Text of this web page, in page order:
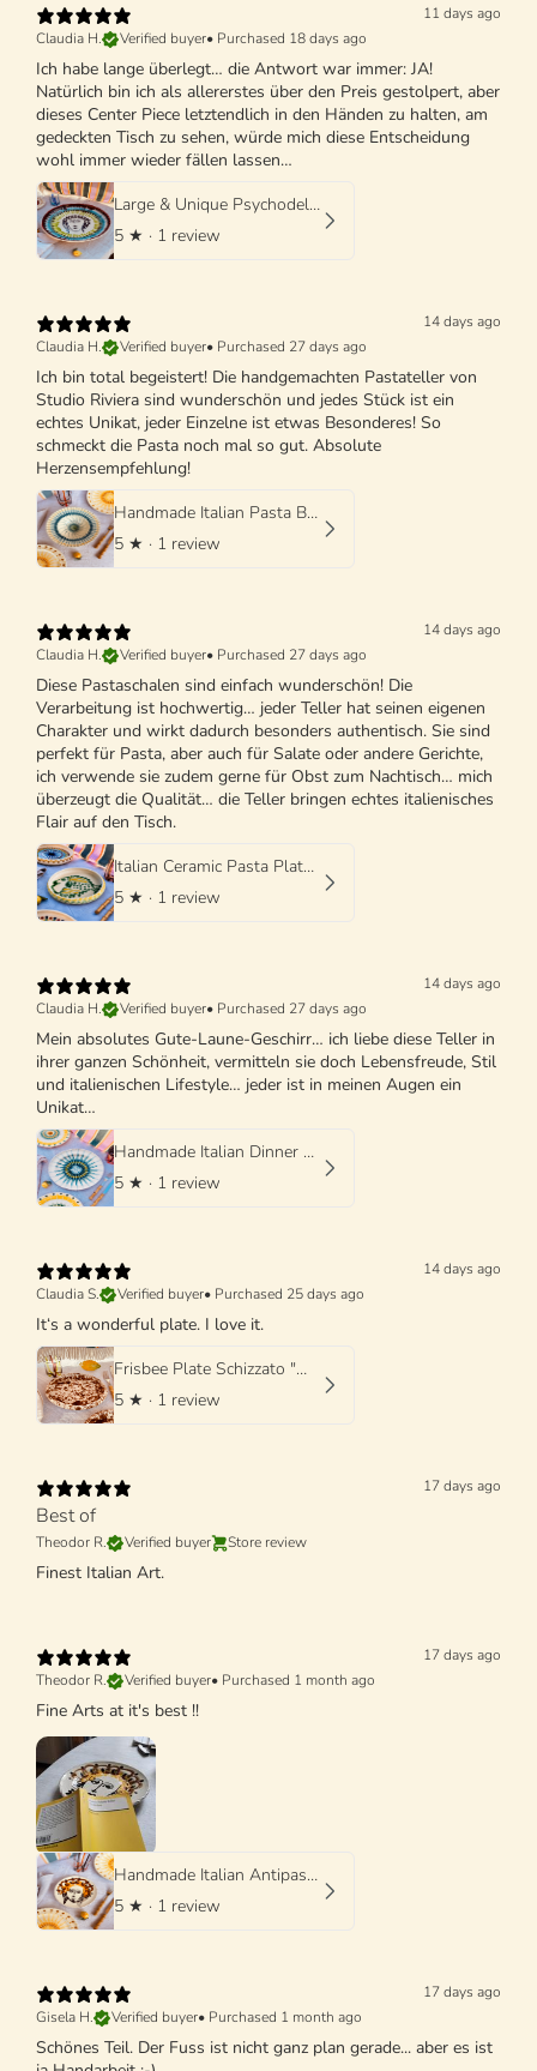
11 days ago
Claudia H.
Verified buyer• Purchased 18 days ago
Ich habe lange überlegt… die Antwort war immer: JA!
Natürlich bin ich als allererstes über den Preis gestolpert, aber
dieses Center Piece letztendlich in den Händen zu halten, am
gedeckten Tisch zu sehen, würde mich diese Entscheidung
wohl immer wieder fällen lassen…
Large & Unique Psychodelic Viso Bowl - 42cm - One of a Kind
5 ★ · 1 review
14 days ago
Claudia H.
Verified buyer• Purchased 27 days ago
Ich bin total begeistert! Die handgemachten Pastateller von
Studio Riviera sind wunderschön und jedes Stück ist ein
echtes Unikat, jeder Einzelne ist etwas Besonderes! So
schmeckt die Pasta noch mal so gut. Absolute
Herzensempfehlung!
Handmade Italian Pasta Bowl 25 cm | Cappello di Prete
5 ★ · 1 review
14 days ago
Claudia H.
Verified buyer• Purchased 27 days ago
Diese Pastaschalen sind einfach wunderschön! Die
Verarbeitung ist hochwertig… jeder Teller hat seinen eigenen
Charakter und wirkt dadurch besonders authentisch. Sie sind
perfekt für Pasta, aber auch für Salate oder andere Gerichte,
ich verwende sie zudem gerne für Obst zum Nachtisch… mich
überzeugt die Qualität… die Teller bringen echtes italienisches
Flair auf den Tisch.
Italian Ceramic Pasta Plate 25cm | Handmade Design "One of a kind"
5 ★ · 1 review
14 days ago
Claudia H.
Verified buyer• Purchased 27 days ago
Mein absolutes Gute-Laune-Geschirr… ich liebe diese Teller in
ihrer ganzen Schönheit, vermitteln sie doch Lebensfreude, Stil
und italienischen Lifestyle… jeder ist in meinen Augen ein
Unikat…
Handmade Italian Dinner Plate 27 cm | Large Ceramic Plate
5 ★ · 1 review
14 days ago
Claudia S.
Verified buyer• Purchased 25 days ago
It‘s a wonderful plate. I love it.
Frisbee Plate Schizzato "Marone"
5 ★ · 1 review
17 days ago
Best of
Theodor R. Verified buyer Store review
Finest Italian Art.
17 days ago
Theodor R.
Verified buyer• Purchased 1 month ago
Fine Arts at it's best !!
Handmade Italian Antipasti Plate 20 cm | Small Ceramic Plate (Unique Piece)
5 ★ · 1 review
17 days ago
Gisela H.
Verified buyer• Purchased 1 month ago
Schönes Teil. Der Fuss ist nicht ganz plan gerade... aber es ist